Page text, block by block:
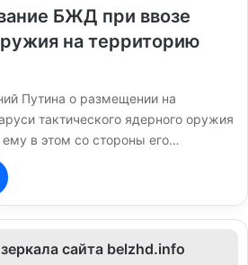
БЖД при ввозе
на территорию
Путина о размещении на
тактического ядерного оружия
в этом со стороны его…
сайта belzhd.info